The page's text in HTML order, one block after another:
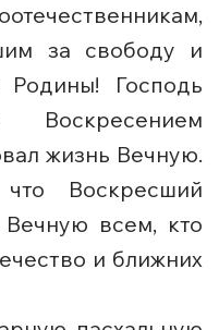
за свободу и
Родины! Господь
жизнь Вечную.
Воскресший
всем, кто
и ближних